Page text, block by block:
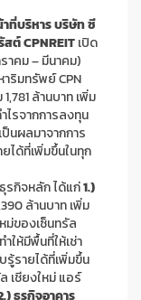
ที่บริหาร บริษัท ซี
ต์ CPNREITเปิด
าคม – มีนาคม)
ริมทรัพย์ CPN
ล้านบาท เพิ่ม
ไรจากการลงทุน
ป็นผลมาจากการ
ได้ที่เพิ่มขึ้นในทุก
กิจหลัก ได้แก่1.)
ล้านบาท เพิ่ม
ม่ของเซ็นทรัล
ให้มีพื้นที่ให้เช่า
รู้รายได้ที่เพิ่มขึ้น
เชียงใหม่ แอร์
ธุรกิจอาคาร